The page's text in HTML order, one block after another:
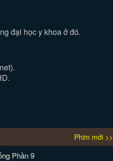
đại học y khoa ở đó.
Phim mới >>
Phần 9